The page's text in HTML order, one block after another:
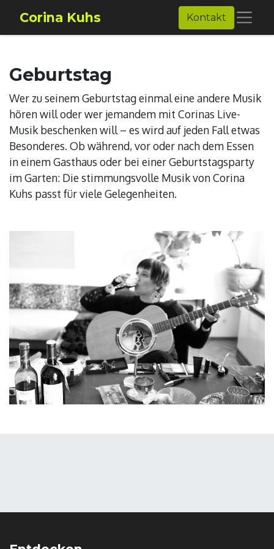
Corina Kuhs Kontakt
Geburtstag
Wer zu seinem Geburtstag einmal eine andere Musik
hören will oder wer jemandem mit Corinas Live-
Musik beschenken will – es wird auf jeden Fall etwas
Besonderes. Ob während, vor oder nach dem Essen
in einem Gasthaus oder bei einer Geburtstagsparty
im Garten: Die stimmungsvolle Musik von Corina
Kuhs passt für viele Gelegenheiten.